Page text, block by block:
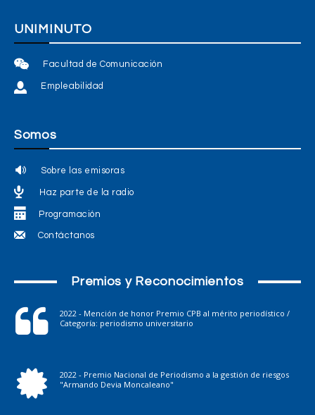
UNIMINUTO
Facultad de Comunicación
Empleabilidad
Somos
Sobre las emisoras
Haz parte de la radio
Programación
Contáctanos
Premios y Reconocimientos
2022 - Mención de honor Premio CPB al mérito periodístico /
Categoría: periodismo universitario
2022 - Premio Nacional de Periodismo a la gestión de riesgos
"Armando Devia Moncaleano"